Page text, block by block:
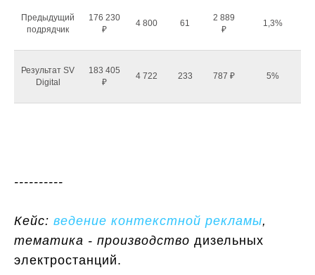
Предыдущий
подрядчик
176 230
₽
4 800 61
2 889
₽
1,3%
Результат SV
Digital
183 405
₽
4 722 233 787 ₽ 5%
----------
Кейс: ведение контекстной рекламы,
тематика - производство дизельных
электростанций.